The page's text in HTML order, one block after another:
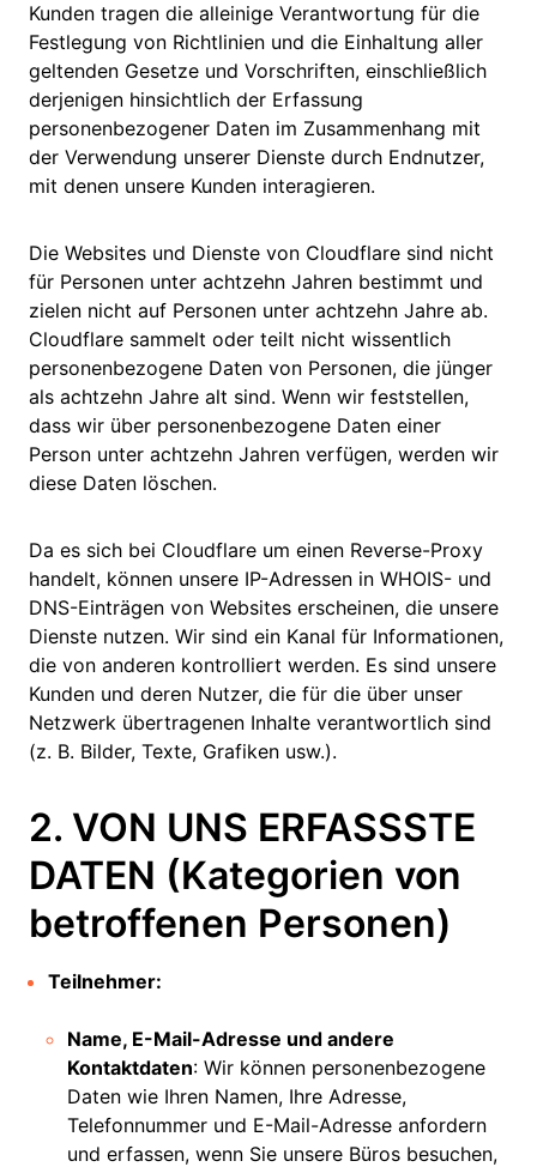
Kunden tragen die alleinige Verantwortung für die
Festlegung von Richtlinien und die Einhaltung aller
geltenden Gesetze und Vorschriften, einschließlich
derjenigen hinsichtlich der Erfassung
personenbezogener Daten im Zusammenhang mit
der Verwendung unserer Dienste durch Endnutzer,
mit denen unsere Kunden interagieren.
Die Websites und Dienste von Cloudflare sind nicht
für Personen unter achtzehn Jahren bestimmt und
zielen nicht auf Personen unter achtzehn Jahre ab.
Cloudflare sammelt oder teilt nicht wissentlich
personenbezogene Daten von Personen, die jünger
als achtzehn Jahre alt sind. Wenn wir feststellen,
dass wir über personenbezogene Daten einer
Person unter achtzehn Jahren verfügen, werden wir
diese Daten löschen.
Da es sich bei Cloudflare um einen Reverse-Proxy
handelt, können unsere IP-Adressen in WHOIS- und
DNS-Einträgen von Websites erscheinen, die unsere
Dienste nutzen. Wir sind ein Kanal für Informationen,
die von anderen kontrolliert werden. Es sind unsere
Kunden und deren Nutzer, die für die über unser
Netzwerk übertragenen Inhalte verantwortlich sind
(z. B. Bilder, Texte, Grafiken usw.).
2. VON UNS ERFASSSTE
DATEN (Kategorien von
betroffenen Personen)
Teilnehmer:
Name, E-Mail-Adresse und andere
Kontaktdaten: Wir können personenbezogene
Daten wie Ihren Namen, Ihre Adresse,
Telefonnummer und E-Mail-Adresse anfordern
und erfassen, wenn Sie unsere Büros besuchen,